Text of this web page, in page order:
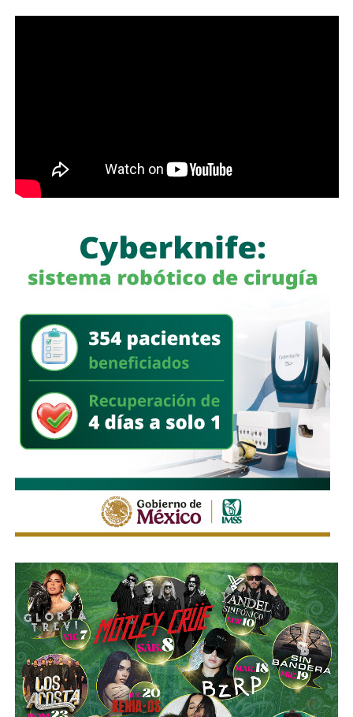
para avisarle a los conductores que había una barda
en medio de la calle, pero la mayoría de los que piden la
señal con el aviso son los mismos que, a propósito, no
ser cortés con los peatones que intentan
Señales faltan más, como una que indique para qué o
realidad nadie lo sabe a ciencia cierta, otras en toda la
ciudad, lasque avisen que la ciclovía no es para que se
estacionen autos de los negocios de Carranza o
Himno Nacional.
La Avenida Chapultepec tiene varias señales que indican
que ellímite de velocidad es de 50 km/h, algunas casi
borradas -ahí te encargo, Ayuntamiento- pero en los
videos que circularon de autos voladores,en ninguno de
los casos, la velocidad del vehículo estaba por debajo
del límite permitido
.
Sí hubo un fallo grande por parte de lasautoridades